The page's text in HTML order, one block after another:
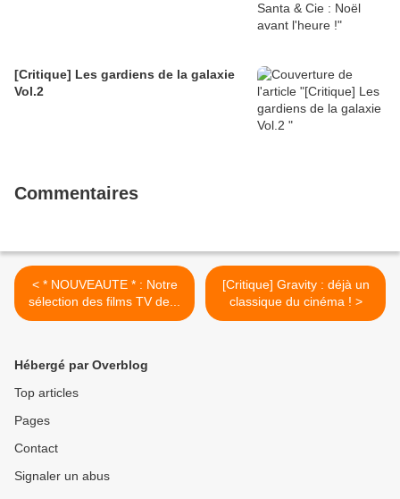
[Critique] Les gardiens de la galaxie
Vol.2
Commentaires
< * NOUVEAUTE * : Notre
sélection des films TV de...
[Critique] Gravity : déjà un
classique du cinéma ! >
Hébergé par Overblog
Top articles
Pages
Contact
Signaler un abus